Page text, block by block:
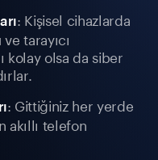
: Kişisel cihazlarda
tarayıcı
kolay olsa da siber
: Gittiğiniz her yerde
akıllı telefon